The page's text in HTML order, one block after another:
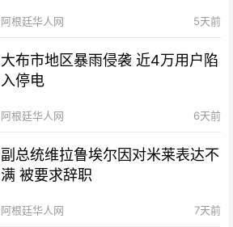
阿根廷华人网 5天前
大布市地区暴雨侵袭 近4万用户陷
入停电
阿根廷华人网 6天前
副总统维拉鲁埃尔因对米莱表达不
满 被要求辞职
阿根廷华人网 7天前